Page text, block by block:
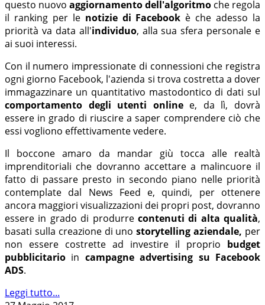
questo nuovo aggiornamento dell'algoritmo che regola
il ranking per le notizie di Facebook è che adesso la
priorità va data all'individuo, alla sua sfera personale e
ai suoi interessi.
Con il numero impressionate di connessioni che registra
ogni giorno Facebook, l'azienda si trova costretta a dover
immagazzinare un quantitativo mastodontico di dati sul
comportamento degli utenti onlinee, da lì, dovrà
essere in grado di riuscire a saper comprendere ciò che
essi vogliono effettivamente vedere.
Il boccone amaro da mandar giù tocca alle realtà
imprenditoriali che dovranno accettare a malincuore il
fatto di passare presto in secondo piano nelle priorità
contemplate dal News Feed e, quindi, per ottenere
ancora maggiori visualizzazioni dei propri post, dovranno
essere in grado di produrre contenuti di alta qualità,
basati sulla creazione di uno storytelling aziendale, per
non essere costrette ad investire il proprio budget
pubblicitario in campagne advertising su Facebook
ADS.
Leggi tutto...